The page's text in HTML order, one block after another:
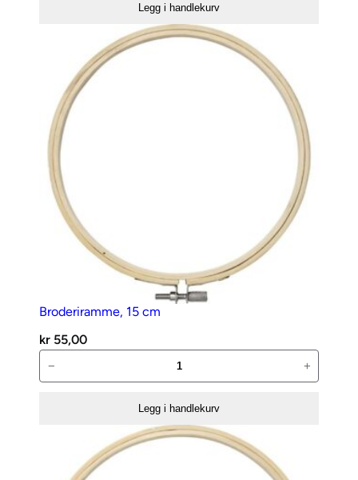
Legg i handlekurv
Broderiramme, 15 cm
kr 55,00
15
− +
Legg i handlekurv